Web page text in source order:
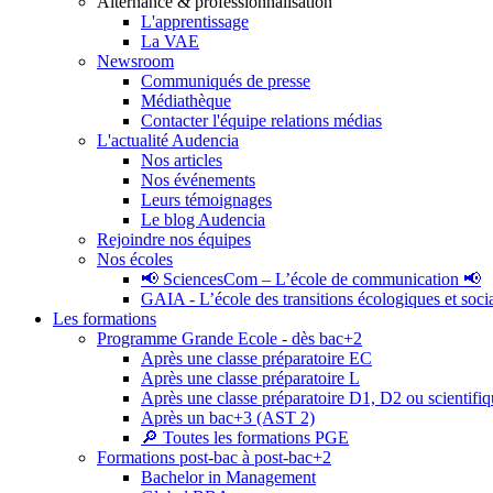
L'apprentissage
La VAE
Newsroom
Communiqués de presse
Médiathèque
Contacter l'équipe relations médias
L'actualité Audencia
Nos articles
Nos événements
Leurs témoignages
Le blog Audencia
Rejoindre nos équipes
Nos écoles
📢 SciencesCom – L’école de communication 📢
GAIA - L’école des transitions écologiques et
Les formations
Programme Grande Ecole - dès bac+2
Après une classe préparatoire EC
Après une classe préparatoire L
Après une classe préparatoire D1, D2 ou
Après un bac+3 (AST 2)
🔎 Toutes les formations PGE
Formations post-bac à post-bac+2
Bachelor in Management